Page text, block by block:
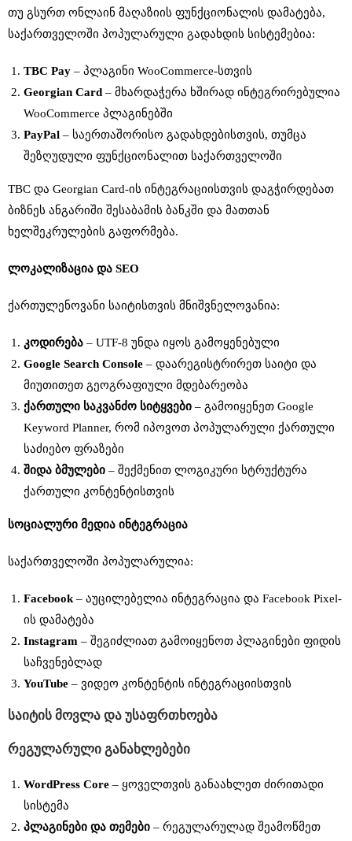
თუ გსურთ ონლაინ მაღაზიის ფუნქციონალის დამატება,
საქართველოში პოპულარული გადახდის სისტემებია:
TBC Pay – პლაგინი WooCommerce-სთვის
Georgian Card – მხარდაჭერა ხშირად ინტეგრირებულია
WooCommerce პლაგინებში
PayPal – საერთაშორისო გადახდებისთვის, თუმცა
შეზღუდული ფუნქციონალით საქართველოში
TBC და Georgian Card-ის ინტეგრაციისთვის დაგჭირდებათ
ბიზნეს ანგარიში შესაბამის ბანკში და მათთან
ხელშეკრულების გაფორმება.
ლოკალიზაცია და SEO
ქართულენოვანი საიტისთვის მნიშვნელოვანია:
კოდირება – UTF-8 უნდა იყოს გამოყენებული
Google Search Console – დაარეგისტრირეთ საიტი და
მიუთითეთ გეოგრაფიული მდებარეობა
ქართული საკვანძო სიტყვები – გამოიყენეთ Google
Keyword Planner, რომ იპოვოთ პოპულარული ქართული
საძიებო ფრაზები
შიდა ბმულები – შექმენით ლოგიკური სტრუქტურა
ქართული კონტენტისთვის
სოციალური მედია ინტეგრაცია
საქართველოში პოპულარულია:
Facebook – აუცილებელია ინტეგრაცია და Facebook Pixel-
ის დამატება
Instagram – შეგიძლიათ გამოიყენოთ პლაგინები ფიდის
საჩვენებლად
YouTube – ვიდეო კონტენტის ინტეგრაციისთვის
საიტის მოვლა და უსაფრთხოება
რეგულარული განახლებები
WordPress Core – ყოველთვის განაახლეთ ძირითადი
სისტემა
პლაგინები და თემები – რეგულარულად შეამოწმეთ